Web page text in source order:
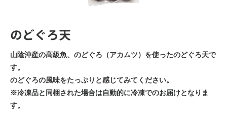
のどぐろ天
山陰沖産の高級魚、のどぐろ（アカムツ）を使ったのどぐろ天で
す。
のどぐろの風味をたっぷりと感じてみてください。
※冷凍品と同梱された場合は自動的に冷凍でのお届けとなりま
す。